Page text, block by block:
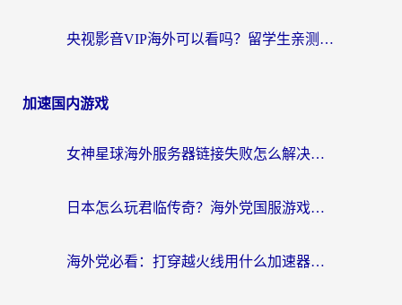
央视影音VIP海外可以看吗？留学生亲测有效的回国加速器选择指南
加速国内游戏
女神星球海外服务器链接失败怎么解决？海外党国服游戏加速避坑指南
日本怎么玩君临传奇？海外党国服游戏加速避坑指南（附菲律宾欧洲玩家实测）
海外党必看：打穿越火线用什么加速器？解决延迟卡顿，还能玩奇妙拼图世界和第五人格